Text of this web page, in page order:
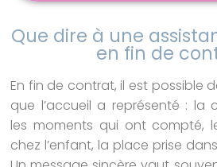
Que dire à une
en fin de
En fin de contrat, il est possible
que l’accueil a représenté : la
les moments qui ont compté,
chez l’enfant, la place prise